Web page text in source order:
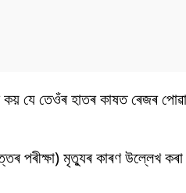
যে তেওঁৰ হাতৰ কাষত ৰেজৰ
পৰীক্ষা) মৃত্যুৰ কাৰণ উল্লেখ কৰা